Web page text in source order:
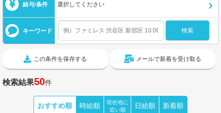
給与/条件 選択してください
キーワード
この条件を保存する メールで新着を受け取る
検索結果50件
おすすめ順 時給順
現在地に
近い順
日給順 新着順